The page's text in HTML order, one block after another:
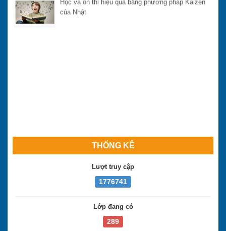
của Nhật
THỐNG KÊ
Lượt truy cập
1776741
Lớp đang có
289